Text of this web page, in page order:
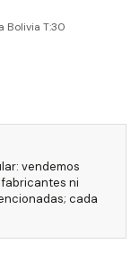
Bolivia T:30
vendemos
ni
cada